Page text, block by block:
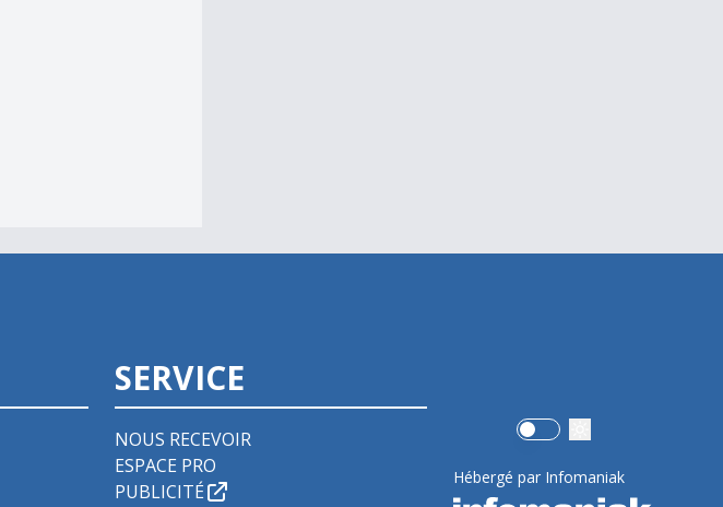
SERVICE
NOUS RECEVOIR
ESPACE PRO
PUBLICITÉ
Use setting
Hébergé par Infomaniak